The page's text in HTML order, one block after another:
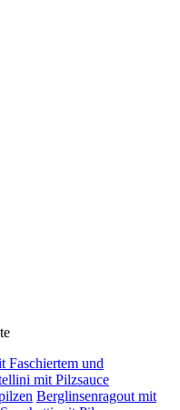
Faschiertem und
mit Pilzsauce
Berglinsenragout mit